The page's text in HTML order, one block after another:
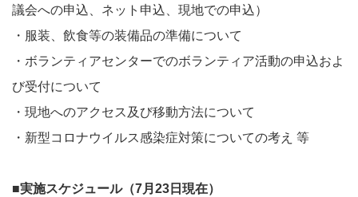
議会への申込、ネット申込、現地での申込）
・服装、飲⾷等の装備品の準備について
・ボランティアセンターでのボランティア活動の申込およ
び受付について
・現地へのアクセス及び移動⽅法について
・新型コロナウイルス感染症対策についての考え 等
■実施スケジュール（7⽉23⽇現在）